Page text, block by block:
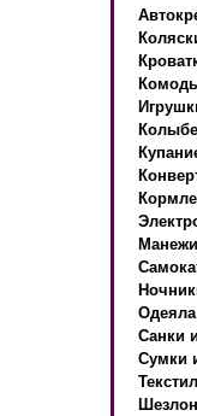
Манежи
Санки
Сумки